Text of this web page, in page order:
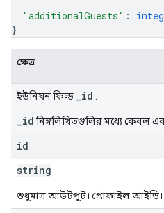
"additionalGuests" :
}
ক্ষেত্র
ইউনিয়ন ফিল্ড _id
_id নিম্নলিখিতগুলির মধ্যে কেবল
id
string
শুধুমাত্র আউটপুট। প্রোফাইল আইডি।